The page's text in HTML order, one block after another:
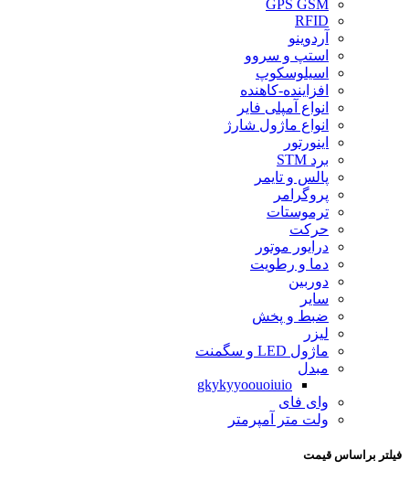
GPS GSM
RFID
آردوینو
استپ و سروو
اسیلوسکوپ
افزاینده-کاهنده
انواع آمپلی فایر
انواع ماژول شارژ
اینورتور
برد STM
پالس و تایمر
پروگرامر
ترموستات
حرکت
درایور موتور
دما و رطویت
دوربین
سایر
ضبط و پخش
لیزر
ماژول LED و سگمنت
مبدل
gkykyyoouoiuio
وای فای
ولت متر آمپرمتر
فیلتر براساس قیمت